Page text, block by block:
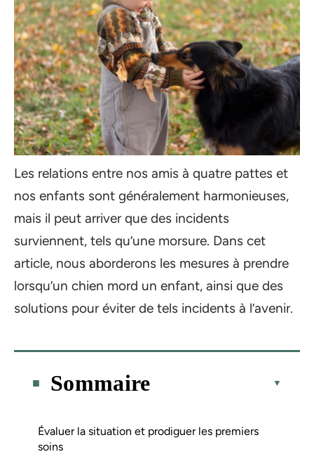
Les relations entre nos amis à quatre pattes et
nos enfants sont généralement harmonieuses,
mais il peut arriver que des incidents
surviennent, tels qu’une morsure. Dans cet
article, nous aborderons les mesures à prendre
lorsqu’un chien mord un enfant, ainsi que des
solutions pour éviter de tels incidents à l’avenir.
Sommaire
Évaluer la situation et prodiguer les premiers
soins